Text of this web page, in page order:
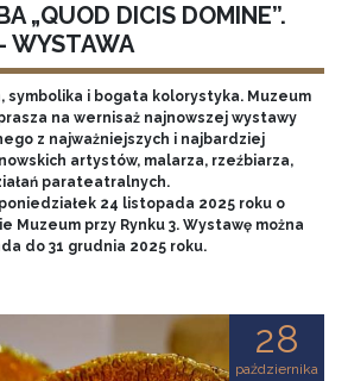
„QUOD DICIS DOMINE”.
WYSTAWA
symbolika i bogata kolorystyka. Muzeum
na wernisaż najnowszej wystawy
z najważniejszych i najbardziej
artystów, malarza, rzeźbiarza,
parateatralnych.
24 listopada 2025 roku o
Muzeum przy Rynku 3. Wystawę można
do 31 grudnia 2025 roku.
28
października